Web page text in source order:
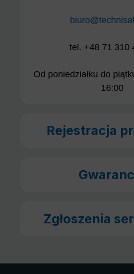
tel. +48 71 310
Od poniedziałku do
16:00
Rejestracja
Zgłoszenia